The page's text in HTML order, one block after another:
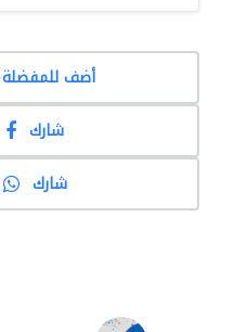
أضف للمفضلة
شارك
شارك